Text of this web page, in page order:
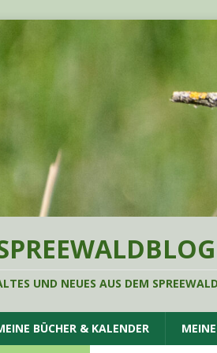
UND NEUES AUS DEM
BÜCHER & KALENDER